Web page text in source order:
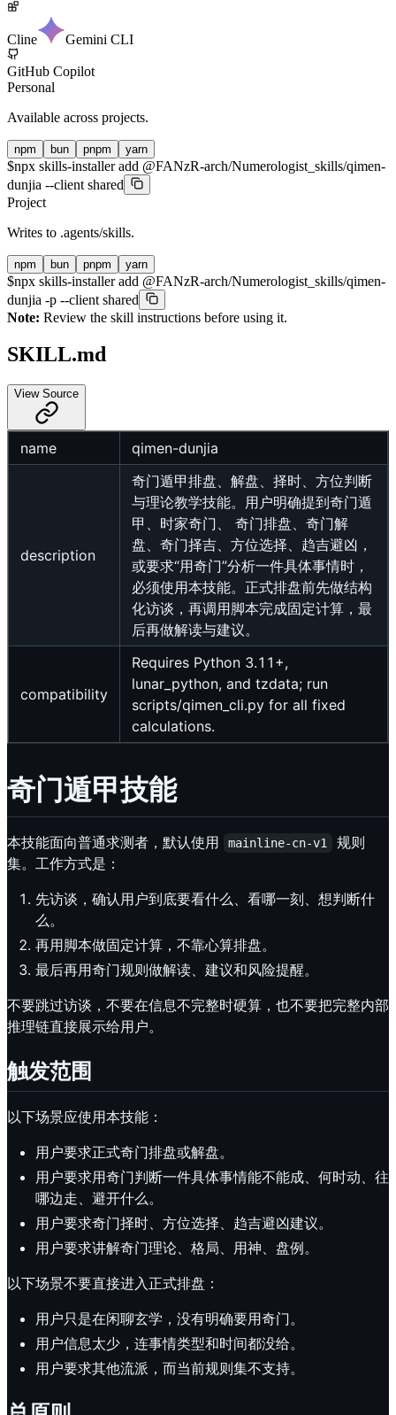
Cline Gemini CLI
GitHub Copilot
Personal
Available across projects.
npm bun pnpm yarn
$npx skills-installer add @FANzR-arch/Numerologist_skills/qimen-
dunjia --client shared
Project
Writes to .agents/skills.
npm bun pnpm yarn
$npx skills-installer add @FANzR-arch/Numerologist_skills/qimen-
dunjia -p --client shared
Note: Review the skill instructions before using it.
SKILL.md
View Source
name qimen-dunjia
description
奇门遁甲排盘、解盘、择时、方位判断
与理论教学技能。用户明确提到奇门遁
甲、时家奇门、 奇门排盘、奇门解
盘、奇门择吉、方位选择、趋吉避凶，
或要求“用奇门”分析一件具体事情时，
必须使用本技能。正式排盘前先做结构
化访谈，再调用脚本完成固定计算，最
后再做解读与建议。
compatibility
Requires Python 3.11+,
lunar_python, and tzdata; run
scripts/qimen_cli.py for all fixed
calculations.
奇门遁甲技能
本技能面向普通求测者，默认使用 mainline-cn-v1
规则
集。工作方式是：
先访谈，确认用户到底要看什么、看哪一刻、想判断什
么。
再用脚本做固定计算，不靠心算排盘。
最后再用奇门规则做解读、建议和风险提醒。
不要跳过访谈，不要在信息不完整时硬算，也不要把完整内部
推理链直接展示给用户。
触发范围
以下场景应使用本技能：
用户要求正式奇门排盘或解盘。
用户要求用奇门判断一件具体事情能不能成、何时动、往
哪边走、避开什么。
用户要求奇门择时、方位选择、趋吉避凶建议。
用户要求讲解奇门理论、格局、用神、盘例。
以下场景不要直接进入正式排盘：
用户只是在闲聊玄学，没有明确要用奇门。
用户信息太少，连事情类型和时间都没给。
用户要求其他流派，而当前规则集不支持。